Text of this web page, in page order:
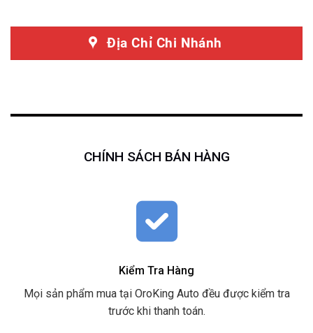
Địa Chỉ Chi Nhánh
CHÍNH SÁCH BÁN HÀNG
Kiểm Tra Hàng
Mọi sản phẩm mua tại OroKing Auto đều được kiểm tra
trước khi thanh toán.